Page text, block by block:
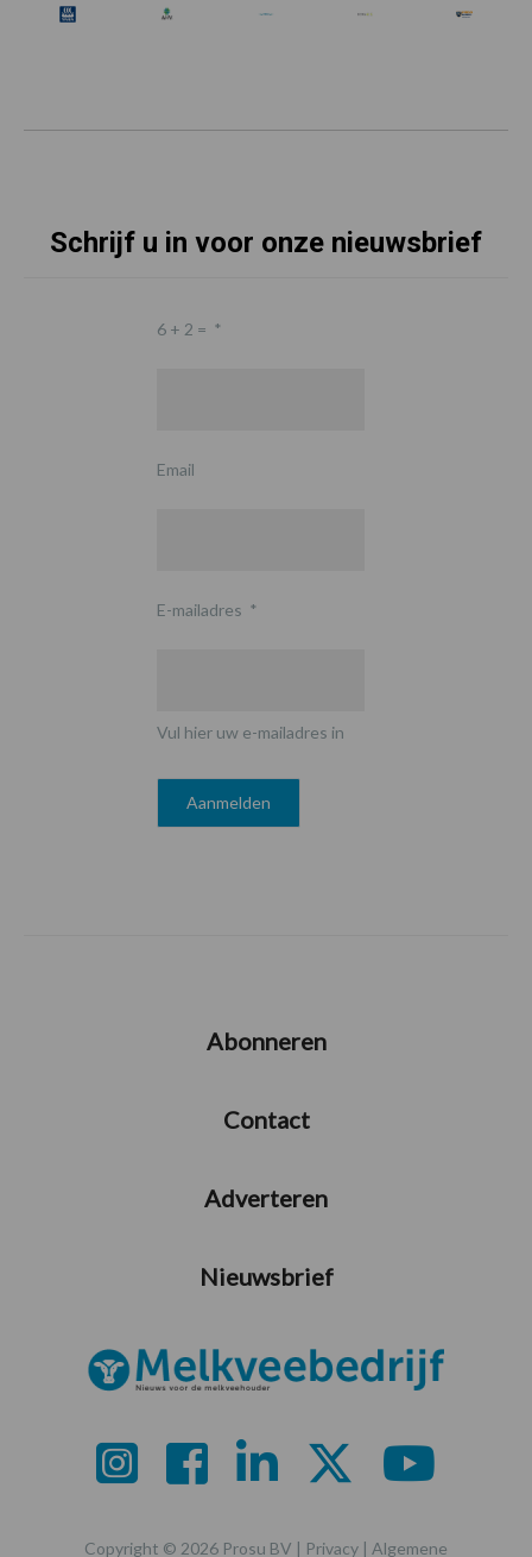
Schrijf u in voor onze nieuwsbrief
6 + 2 = *
Email
E-mailadres *
Vul hier uw e-mailadres in
Abonneren
Contact
Adverteren
Nieuwsbrief
Copyright © 2026 Prosu BV | Privacy | Algemene